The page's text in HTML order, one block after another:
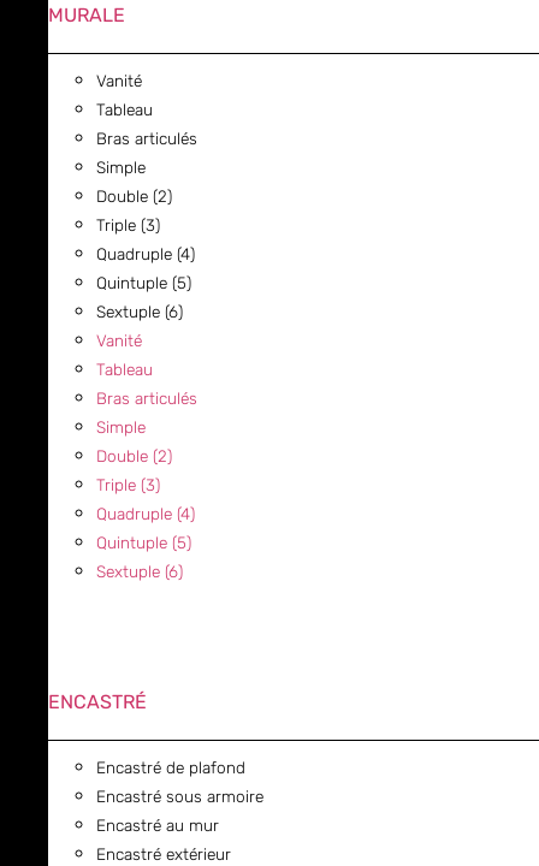
MURALE
Vanité
Tableau
Bras articulés
Simple
Double (2)
Triple (3)
Quadruple (4)
Quintuple (5)
Sextuple (6)
Vanité
Tableau
Bras articulés
Simple
Double (2)
Triple (3)
Quadruple (4)
Quintuple (5)
Sextuple (6)
ENCASTRÉ
Encastré de plafond
Encastré sous armoire
Encastré au mur
Encastré extérieur